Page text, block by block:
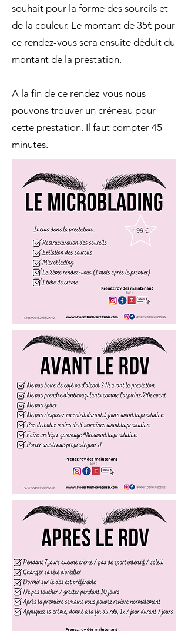
souhait pour la forme des sourcils et
de la couleur. Le montant de 35€ pour
ce rendez-vous sera ensuite déduit du
montant de la prestation.
A la fin de ce rendez-vous nous
pouvons trouver un créneau pour
cette prestation. Il faut compter 45
minutes.